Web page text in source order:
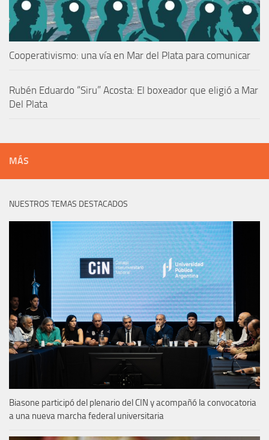
Cooperativismo: una vía en Mar del Plata para comunicar
Rubén Eduardo “Siru” Acosta: El boxeador que eligió a Mar
Del Plata
MÁS
NUESTROS TEMAS DESTACADOS
Biasone participó del plenario del CIN y acompañó la convocatoria
a una nueva marcha federal universitaria